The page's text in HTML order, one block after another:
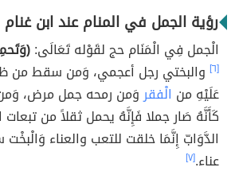
رؤية الجمل في المنام عند ابن غنام
الْجمل فِي الْمَنَام حج لقَوْله تَعَالَى:
[٦]
والبختي رجل أعجمي، وَمن سقط
عَلَيْهِ من الْفقروَمن رمحه جمل مرض،
كَأَنَّهُ صَار جملا فَإِنَّهُ يحمل ثقلاً من
الدَّوَابّ إِنَّمَا خلقت للتعب والعناء وَالْبخْت
عناء.[٧]